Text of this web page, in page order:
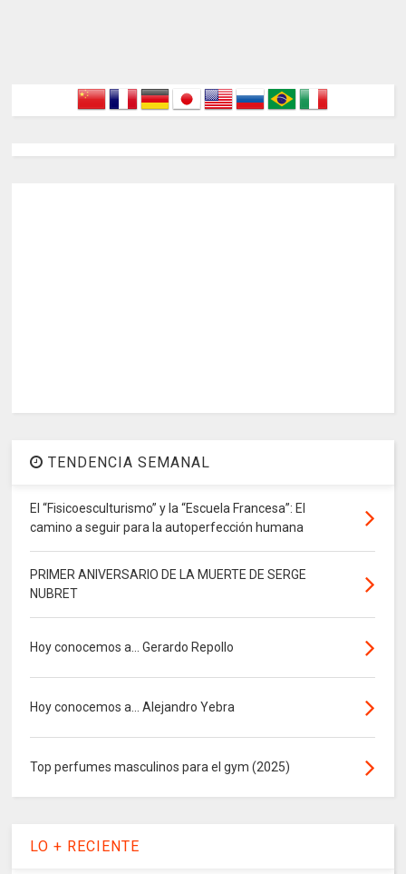
TENDENCIA SEMANAL
El “Fisicoesculturismo” y la “Escuela Francesa”: El
camino a seguir para la autoperfección humana
PRIMER ANIVERSARIO DE LA MUERTE DE SERGE
NUBRET
Hoy conocemos a... Gerardo Repollo
Hoy conocemos a... Alejandro Yebra
Top perfumes masculinos para el gym (2025)
LO + RECIENTE